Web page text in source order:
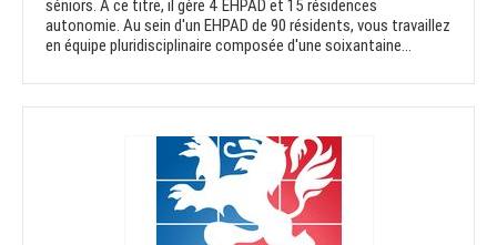
séniors. À ce titre, il gère 4 EHPAD et 15 résidences
autonomie. Au sein d'un EHPAD de 90 résidents, vous travaillez
en équipe pluridisciplinaire composée d'une soixantaine...